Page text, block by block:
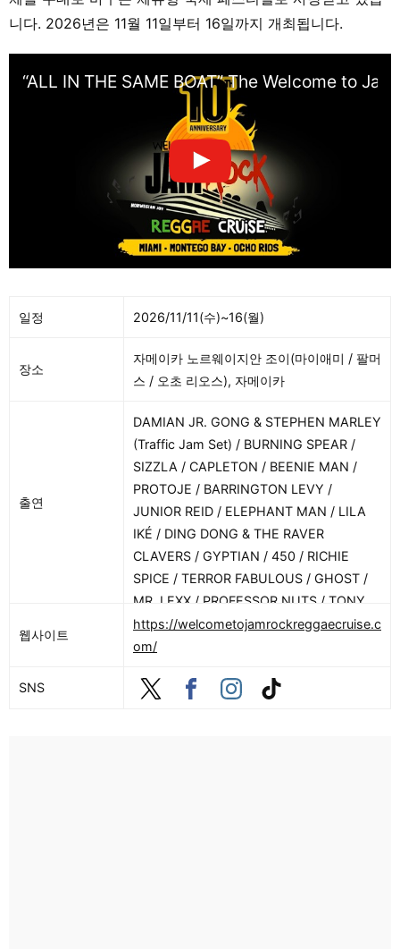
니다. 2026년은 11월 11일부터 16일까지 개최됩니다.
“ALL IN THE SAME BOAT” The Welcome to
일정 2026/11/11(수)~16(월)
장소
자메이카 노르웨이지안 조이(마이애미 / 팔머
스 / 오초 리오스), 자메이카
출연
DAMIAN JR. GONG & STEPHEN MARLEY
(Traffic Jam Set) / BURNING SPEAR /
SIZZLA / CAPLETON / BEENIE MAN /
PROTOJE / BARRINGTON LEVY /
JUNIOR REID / ELEPHANT MAN / LILA
IKÉ / DING DONG & THE RAVER
CLAVERS / GYPTIAN / 450 / RICHIE
SPICE / TERROR FABULOUS / GHOST /
MR. LEXX / PROFESSOR NUTS / TONY
MATTERHORN “MAN FROM MARS” /
L.U.S.T. / SISTER CAROL / SEVANA /
MORGAN / Stone Love / King Jammys
웹사이트
https://welcometojamrockreggaecruise.c
om/
SNS